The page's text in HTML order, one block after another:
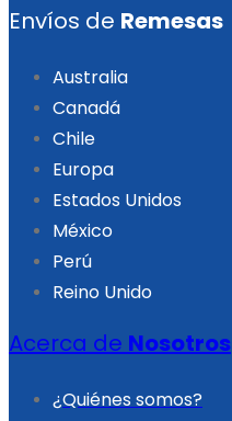
Envíos de Remesas
Australia
Canadá
Chile
Europa
Estados Unidos
México
Perú
Reino Unido
Acerca de Nosotros
¿Quiénes somos?